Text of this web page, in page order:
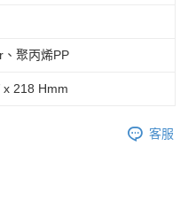
聚丙烯PP
x 218 Hmm
客服